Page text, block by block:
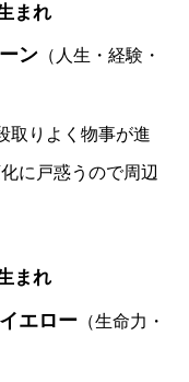
まれ
ン （人生・経験・
取りよく物事が進
に戸惑うので周辺
まれ
エロー （生命力・